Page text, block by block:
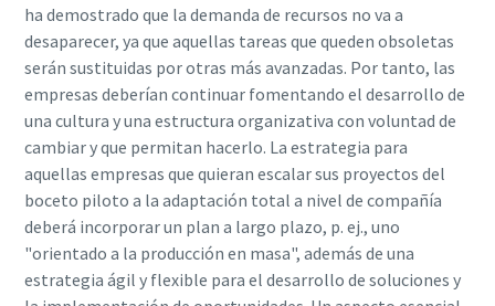
ha demostrado que la demanda de recursos no va a
desaparecer, ya que aquellas tareas que queden obsoletas
serán sustituidas por otras más avanzadas. Por tanto, las
empresas deberían continuar fomentando el desarrollo de
una cultura y una estructura organizativa con voluntad de
cambiar y que permitan hacerlo. La estrategia para
aquellas empresas que quieran escalar sus proyectos del
boceto piloto a la adaptación total a nivel de compañía
deberá incorporar un plan a largo plazo, p. ej., uno
"orientado a la producción en masa", además de una
estrategia ágil y flexible para el desarrollo de soluciones y